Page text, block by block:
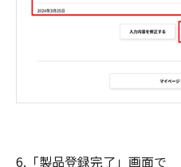
6.「製品登録完了」画面で